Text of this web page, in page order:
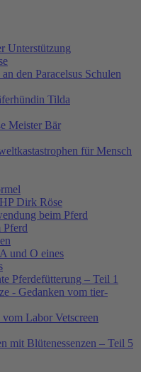
Unterstützung
den Paracelsus Schulen
Tilda
Meister Bär
für Mensch
Dirk Röse
beim Pferd
Pferd
und O eines
Pferdefütterung – Teil 1
- Gedanken vom tier-
Labor Vetscreen
mit Blütenessenzen – Teil 5